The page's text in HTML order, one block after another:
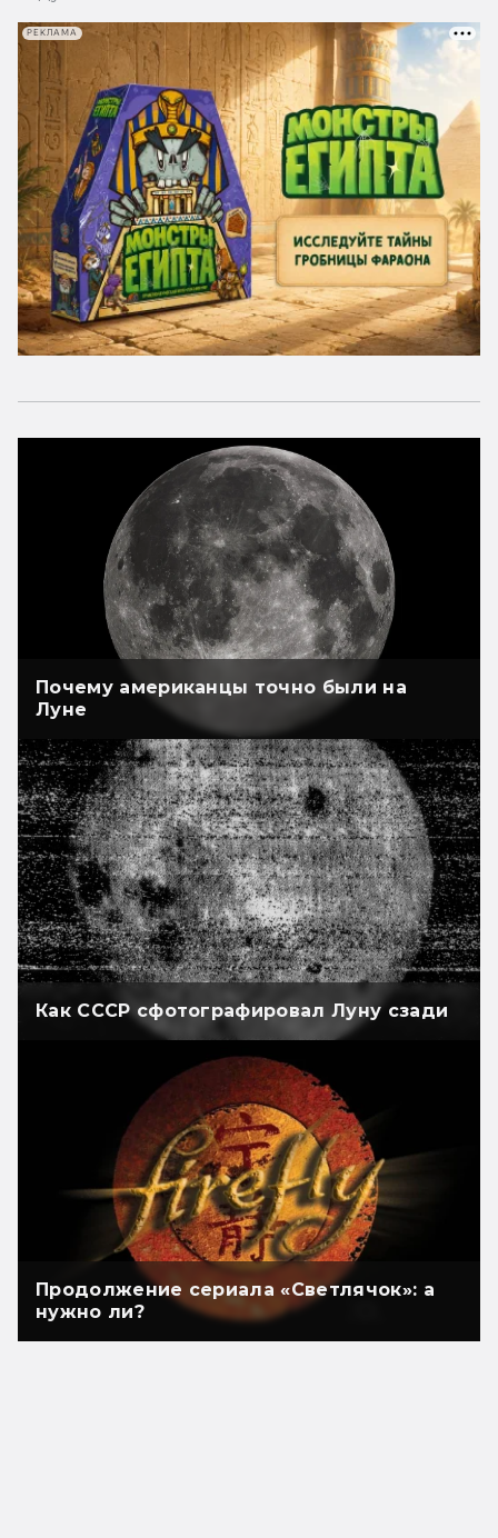
РЕКЛАМА
Почему американцы точно были на
Луне
Как СССР сфотографировал Луну сзади
Продолжение сериала «Светлячок»: а
нужно ли?